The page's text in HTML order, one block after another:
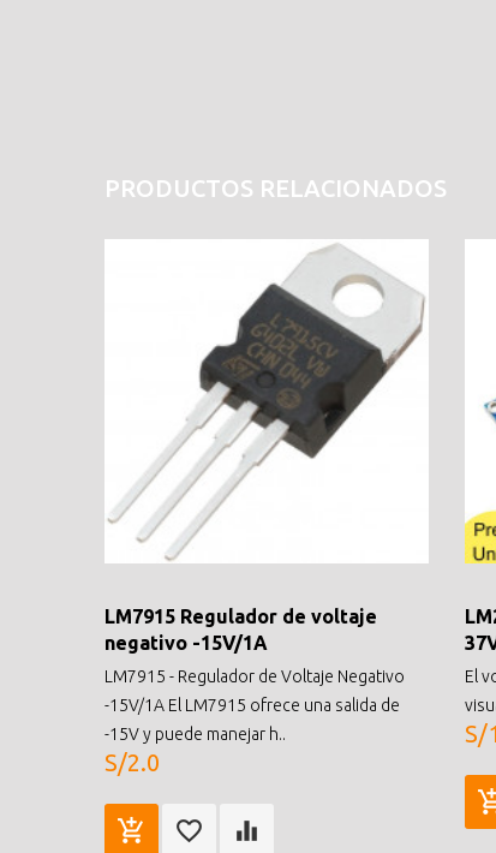
PRODUCTOS RELACIONADOS
LM7915 Regulador de voltaje
negativo -15V/1A
LM7915 - Regulador de Voltaje Negativo
-15V/1A El LM7915 ofrece una salida de
-15V y puede manejar h..
S/2.0
El
S/